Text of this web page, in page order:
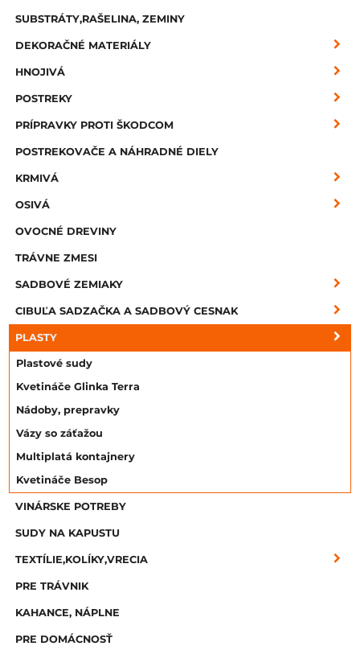
SUBSTRÁTY,RAŠELINA, ZEMINY
DEKORAČNÉ MATERIÁLY
HNOJIVÁ
POSTREKY
PRÍPRAVKY PROTI ŠKODCOM
POSTREKOVAČE A NÁHRADNÉ DIELY
KRMIVÁ
OSIVÁ
OVOCNÉ DREVINY
TRÁVNE ZMESI
SADBOVÉ ZEMIAKY
CIBUĽA SADZAČKA A SADBOVÝ CESNAK
PLASTY
Plastové sudy
Kvetináče Glinka Terra
Nádoby, prepravky
Vázy so záťažou
Multiplatá kontajnery
Kvetináče Besop
VINÁRSKE POTREBY
SUDY NA KAPUSTU
TEXTÍLIE,KOLÍKY,VRECIA
PRE TRÁVNIK
KAHANCE, NÁPLNE
PRE DOMÁCNOSŤ